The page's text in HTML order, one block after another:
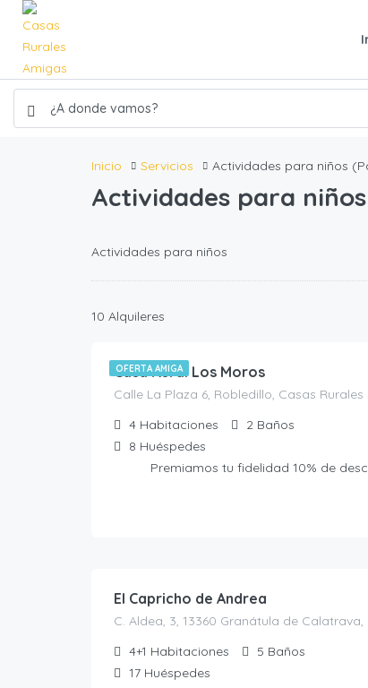
Inicio Servicios Actividades para niños
Actividades para niños
Actividades para niños
10 Alquileres
OFERTA AMIGA
115.00
Casa Rural Los Moros
4 Habitaciones 2 Baños
8 Huéspedes
Premiamos tu fidelidad 10% de descuento presentando la Tarjeta Amiga. No acumulable a
El Capricho de Andrea
4+1 Habitaciones 5 Baños
17 Huéspedes